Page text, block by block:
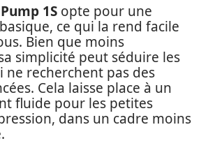
1S opte pour une
ce qui la rend facile
Bien que moins
simplicité peut séduire les
ne recherchent pas des
Cela laisse place à un
fluide pour les petites
dans un cadre moins